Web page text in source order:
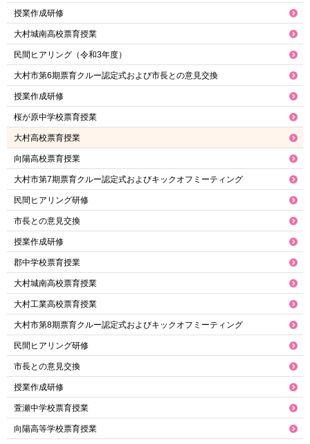
授業作成研修
大村城南高校票育授業
民間ヒアリング（令和3年度）
大村市第6期票育クルー認定式および市長との意見交換
授業作成研修
桜が原中学校票育授業
大村高校票育授業
向陽高校票育授業
大村市第7期票育クルー認定式およびキックオフミーティング
民間ヒアリング研修
市長との意見交換
授業作成研修
郡中学校票育授業
大村城南高校票育授業
大村工業高校票育授業
大村市第8期票育クルー認定式およびキックオフミーティング
民間ヒアリング研修
市長との意見交換
授業作成研修
萱瀬中学校票育授業
向陽高等学校票育授業